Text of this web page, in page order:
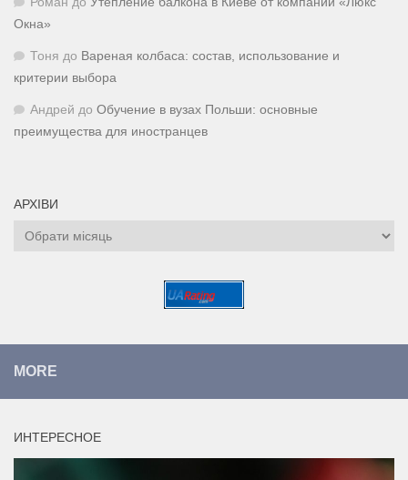
Окна»
Тоня до Вареная колбаса: состав, использование и
критерии выбора
Андрей до Обучение в вузах Польши: основные
преимущества для иностранцев
АРХІВИ
Архіви
MORE
ИНТЕРЕСНОЕ